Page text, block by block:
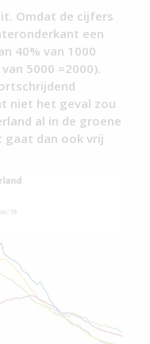
Omdat de cijfers
een
40% van 1000
5000 =2000).
niet het geval zou
al in de groene
gaat dan ook vrij